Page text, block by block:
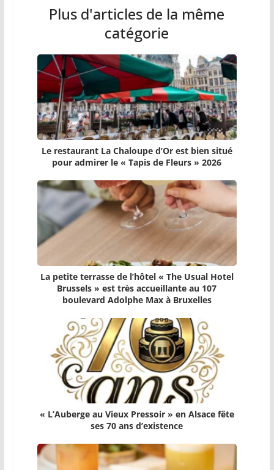
Plus d'articles de la même
catégorie
Le restaurant La Chaloupe d’Or est bien situé
pour admirer le « Tapis de Fleurs » 2026
La petite terrasse de l’hôtel « The Usual Hotel
Brussels » est très accueillante au 107
boulevard Adolphe Max à Bruxelles
« L’Auberge au Vieux Pressoir » en Alsace fête
ses 70 ans d’existence